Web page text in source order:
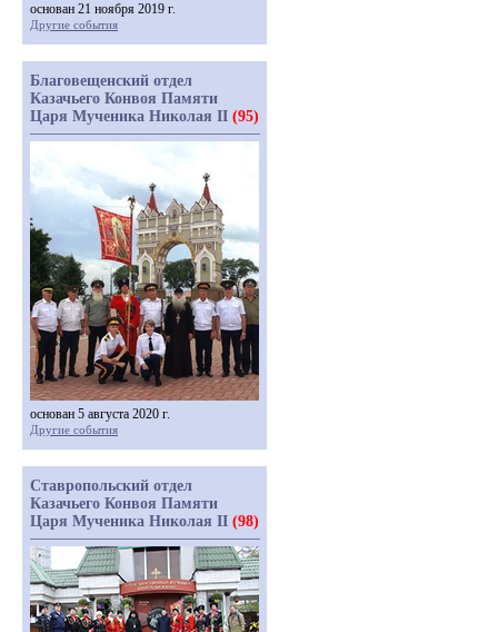
основан 21 ноября 2019 г.
Другие события
Благовещенский отдел
Казачьего Конвоя Памяти
Царя Мученика Николая II (95)
основан 5 августа 2020 г.
Другие события
Ставропольский отдел
Казачьего Конвоя Памяти
Царя Мученика Николая II (98)